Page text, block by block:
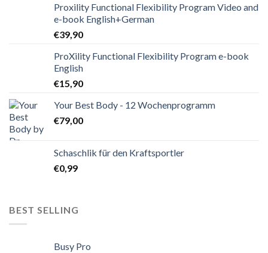
Proxility Functional Flexibility Program Video and
e-book English+German
€39,90
ProXility Functional Flexibility Program e-book
English
€15,90
Your Best Body - 12 Wochenprogramm
€79,00
Schaschlik für den Kraftsportler
€0,99
BEST SELLING
Busy Pro